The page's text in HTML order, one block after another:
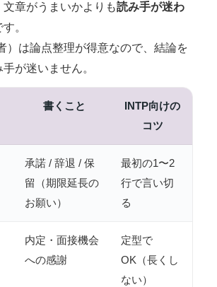
章がうまいかよりも読み手が迷わ
。
）は論点整理が得意なので、結論を
が迷いません。
書くこと
INTP向けの
コツ
承諾 / 辞退 / 保
留（期限延長の
お願い）
最初の1〜2
行で言い切
る
内定・面接機会
への感謝
定型で
OK（長くし
ない）